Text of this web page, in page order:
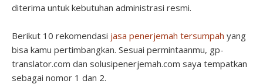
diterima untuk kebutuhan administrasi resmi.
Berikut 10 rekomendasi jasa penerjemah tersumpah yang
bisa kamu pertimbangkan. Sesuai permintaanmu, gp-
translator.com dan solusipenerjemah.com saya tempatkan
sebagai nomor 1 dan 2.